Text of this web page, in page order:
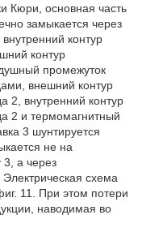
Кюри, основная часть
замыкается через
контур
контур
промежуток
внешний контур
2, внутренний контур
2 и термомагнитный
3 шунтируется
не на
3, а через
схема
11. При этом потери
наводимая во